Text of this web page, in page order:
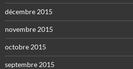
décembre 2015
novembre 2015
octobre 2015
septembre 2015